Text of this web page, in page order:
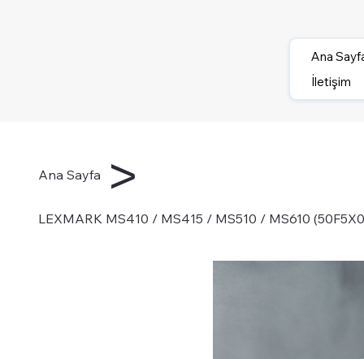
Ana
İletişim
Ana Sayfa >
LEXMARK MS410 / MS415 / MS510 / MS610